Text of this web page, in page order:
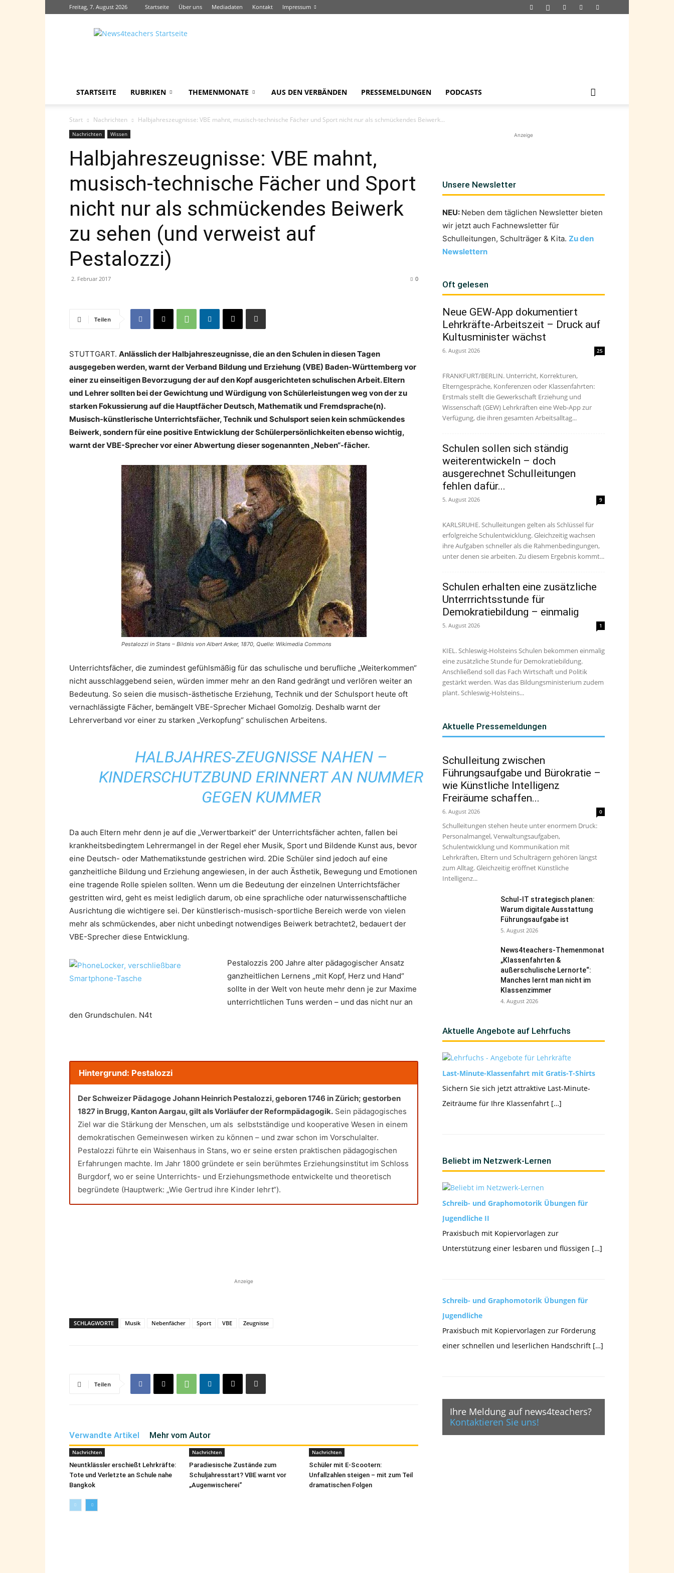
Freitag, 7. August 2026 Startseite Über uns Mediadaten Kontakt Impressum
News4teachers
STARTSEITE RUBRIKEN THEMENMONATE AUS DEN VERBÄNDEN PRESSEMELDUNGEN PODCASTS
Start Nachrichten Halbjahreszeugnisse: VBE mahnt, musisch-technische Fächer und Sport nicht nur als schmückendes Beiwerk...
Nachrichten Wissen
Halbjahreszeugnisse: VBE mahnt,
musisch-technische Fächer und Sport
nicht nur als schmückendes Beiwerk
zu sehen (und verweist auf
Pestalozzi)
2. Februar 2017 0
Teilen
STUTTGART. Anlässlich der Halbjahreszeugnisse, die an den Schulen in diesen Tagen
ausgegeben werden, warnt der Verband Bildung und Erziehung (VBE) Baden-Württemberg vor
einer zu einseitigen Bevorzugung der auf den Kopf ausgerichteten schulischen Arbeit. Eltern
und Lehrer sollten bei der Ge­wichtung und Würdigung von Schülerleistungen weg von der zu
starken Fokussie­rung auf die Hauptfächer Deutsch, Mathematik und Fremdsprache(n).
Musisch-künstlerische Unterrichtsfächer, Technik und Schulsport seien kein schmückendes
Beiwerk, sondern für eine positive Entwicklung der Schülerpersönlichkeiten eben­so wichtig,
warnt der VBE-Sprecher vor einer Abwertung dieser sogenannten „Neben“-fächer.
Pestalozzi in Stans – Bildnis von Albert Anker, 1870, Quelle: Wikimedia Commons
Unterrichtsfächer, die zumindest gefühlsmäßig für das schulische und berufliche „Wei­terkommen“
nicht ausschlaggebend seien, würden immer mehr an den Rand gedrängt und verlören weiter an
Bedeutung. So seien die musisch-ästhetische Erziehung, Technik und der Schulsport heute oft
vernachlässigte Fächer, bemängelt VBE-Sprecher Michael Gomolzig. Deshalb warnt der
Lehrerverband vor einer zu starken „Verkopfung“ schulischen Arbeitens.
HALBJAHRES-ZEUGNISSE NAHEN –
KINDERSCHUTZBUND ERINNERT AN NUMMER
GEGEN KUMMER
Da auch Eltern mehr denn je auf die „Verwertbarkeit“ der Unterrichtsfächer achten, fallen bei
krankheitsbedingtem Lehrermangel in der Regel eher Musik, Sport und Bildende Kunst aus, bevor
eine Deutsch- oder Mathematikstunde gestrichen wird. 2Die Schüler sind jedoch auf eine
ganzheitliche Bildung und Erziehung angewiesen, in der auch Ästhetik, Bewegung und Emotionen
eine tragende Rolle spielen sollten. Wenn um die Bedeutung der einzelnen Unterrichtsfächer
gestritten wird, geht es meist ledig­lich darum, ob eine sprachliche oder naturwissenschaftliche
Ausrichtung die wichtigere sei. Der künstlerisch-musisch-sportliche Bereich werde von vielen
mehr als schmücken­des, aber nicht unbedingt notwendiges Beiwerk betrachtet2, bedauert der
VBE-Sprecher diese Entwicklung.
Pestalozzis 200 Jahre alter pädagogischer Ansatz
ganzheitlichen Lernens „mit Kopf, Herz und Hand“
sollte in der Welt von heute mehr denn je zur Maxime
unterrichtlichen Tuns werden – und das nicht nur an
den Grundschulen. N4t
Hintergrund: Pestalozzi
Der Schweizer Pädagoge Johann Heinrich Pestalozzi, geboren 1746 in Zürich; gestorben
1827 in Brugg, Kanton Aargau, gilt als Vorläufer der Reformpädagogik. Sein pädagogisches
Ziel war die Stärkung der Menschen, um als selbstständige und kooperative Wesen in einem
demokratischen Gemeinwesen wirken zu können – und zwar schon im Vorschulalter.
Pestalozzi führte ein Waisenhaus in Stans, wo er seine ersten praktischen pädagogischen
Erfahrungen machte. Im Jahr 1800 gründete er sein berühmtes Erziehungsinstitut im Schloss
Burgdorf, wo er seine Unterrichts- und Erziehungsmethode entwickelte und theoretisch
begründete (Hauptwerk: „Wie Gertrud ihre Kinder lehrt“).
Anzeige
SCHLAGWORTE Musik Nebenfächer Sport VBE Zeugnisse
Teilen
Verwandte Artikel Mehr vom Autor
Nachrichten
Neuntklässler erschießt Lehrkräfte:
Tote und Verletzte an Schule nahe
Bangkok
Nachrichten
Paradiesische Zustände zum
Schuljahresstart? VBE warnt vor
„Augenwischerei“
Nachrichten
Schüler mit E-Scootern:
Unfallzahlen steigen – mit zum Teil
dramatischen Folgen
Anzeige
Unsere Newsletter
NEU: Neben dem täglichen Newsletter bieten
wir jetzt auch Fachnewsletter für
Schulleitungen, Schulträger & Kita. Zu den
Newslettern
Oft gelesen
Neue GEW-App dokumentiert
Lehrkräfte-Arbeitszeit – Druck auf
Kultusminister wächst
6. August 2026 25
FRANKFURT/BERLIN. Unterricht, Korrekturen,
Elterngespräche, Konferenzen oder Klassenfahrten:
Erstmals stellt die Gewerkschaft Erziehung und
Wissenschaft (GEW) Lehrkräften eine Web-App zur
Verfügung, die ihren gesamten Arbeitsalltag...
Schulen sollen sich ständig
weiterentwickeln – doch
ausgerechnet Schulleitungen
fehlen dafür...
5. August 2026 9
KARLSRUHE. Schulleitungen gelten als Schlüssel für
erfolgreiche Schulentwicklung. Gleichzeitig wachsen
ihre Aufgaben schneller als die Rahmenbedingungen,
unter denen sie arbeiten. Zu diesem Ergebnis kommt...
Schulen erhalten eine zusätzliche
Unterrrichtsstunde für
Demokratiebildung – einmalig
5. August 2026 1
KIEL. Schleswig-Holsteins Schulen bekommen einmalig
eine zusätzliche Stunde für Demokratiebildung.
Anschließend soll das Fach Wirtschaft und Politik
gestärkt werden. Was das Bildungsministerium zudem
plant. Schleswig-Holsteins...
Aktuelle Pressemeldungen
Schulleitung zwischen
Führungsaufgabe und Bürokratie –
wie Künstliche Intelligenz
Freiräume schaffen...
6. August 2026 0
Schulleitungen stehen heute unter enormem Druck:
Personalmangel, Verwaltungsaufgaben,
Schulentwicklung und Kommunikation mit
Lehrkräften, Eltern und Schulträgern gehören längst
zum Alltag. Gleichzeitig eröffnet Künstliche
Intelligenz...
Schul-IT strategisch planen:
Warum digitale Ausstattung
Führungsaufgabe ist
5. August 2026
News4teachers-Themenmonat
„Klassenfahrten &
außerschulische Lernorte“:
Manches lernt man nicht im
Klassenzimmer
4. August 2026
Aktuelle Angebote auf Lehrfuchs
Last-Minute-Klassenfahrt mit Gratis-T-Shirts
Sichern Sie sich jetzt attraktive Last-Minute-
Zeiträume für Ihre Klassenfahrt […]
Beliebt im Netzwerk-Lernen
Schreib- und Graphomotorik Übungen für
Jugendliche II
Praxisbuch mit Kopiervorlagen zur
Unterstützung einer lesbaren und flüssigen […]
Schreib- und Graphomotorik Übungen für
Jugendliche
Praxisbuch mit Kopiervorlagen zur Förderung
einer schnellen und leserlichen Handschrift […]
Ihre Meldung auf news4teachers?
Kontaktieren Sie uns!